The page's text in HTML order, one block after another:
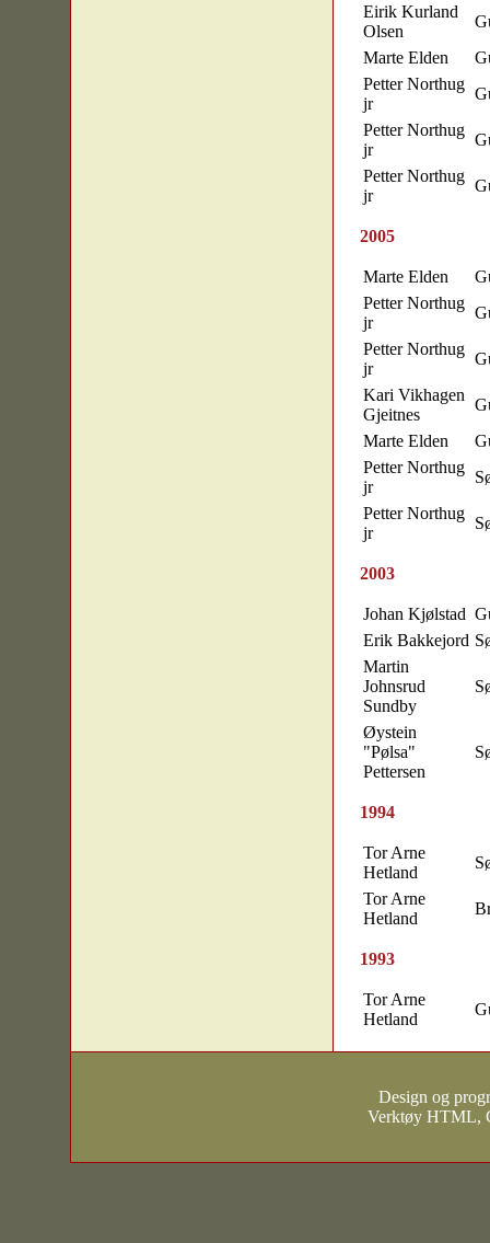
Eirik Kurland
Olsen
Marte Elden
Petter Northug
jr
Petter Northug
jr
Petter Northug
jr
2005
Marte Elden
Petter Northug
jr
Petter Northug
jr
Kari Vikhagen
Gjeitnes
Marte Elden
Petter Northug
jr
Petter Northug
jr
2003
Johan Kjølstad
Erik Bakkejord
Martin
Johnsrud
Sundby
Øystein
"Pølsa"
Pettersen
1994
Tor Arne
Hetland
Tor Arne
Hetland
1993
Tor Arne
Hetland
Design og
Verktøy HTML,